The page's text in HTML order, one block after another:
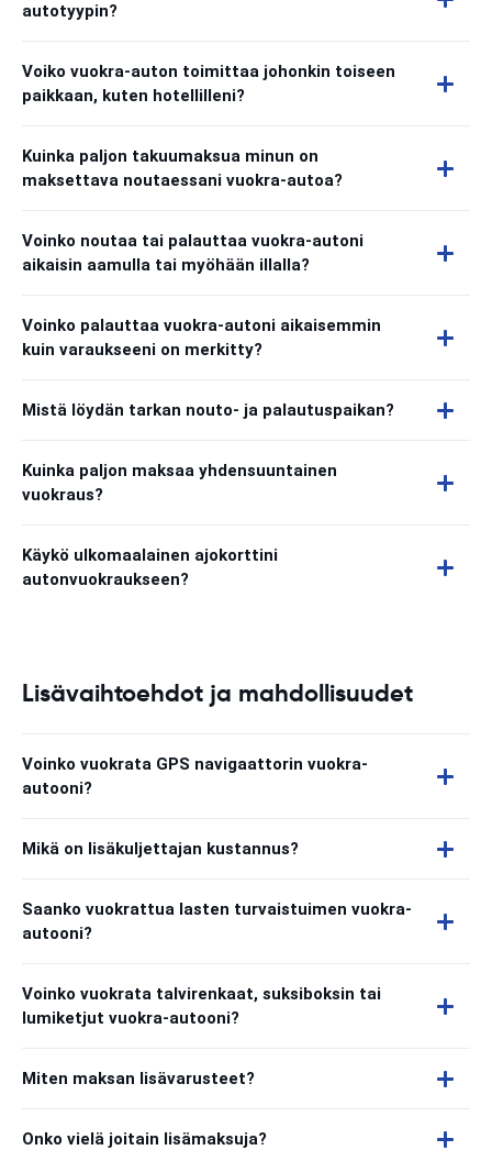
autotyypin?
Voiko vuokra-auton toimittaa johonkin toiseen
paikkaan, kuten hotellilleni?
Kuinka paljon takuumaksua minun on
maksettava noutaessani vuokra-autoa?
Voinko noutaa tai palauttaa vuokra-autoni
aikaisin aamulla tai myöhään illalla?
Voinko palauttaa vuokra-autoni aikaisemmin
kuin varaukseeni on merkitty?
Mistä löydän tarkan nouto- ja palautuspaikan?
Kuinka paljon maksaa yhdensuuntainen
vuokraus?
Käykö ulkomaalainen ajokorttini
autonvuokraukseen?
Lisävaihtoehdot ja mahdollisuudet
Voinko vuokrata GPS navigaattorin vuokra-
autooni?
Mikä on lisäkuljettajan kustannus?
Saanko vuokrattua lasten turvaistuimen vuokra-
autooni?
Voinko vuokrata talvirenkaat, suksiboksin tai
lumiketjut vuokra-autooni?
Miten maksan lisävarusteet?
Onko vielä joitain lisämaksuja?